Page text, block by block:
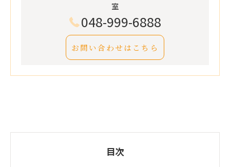
室
048-999-6888
お問い合わせはこちら
目次